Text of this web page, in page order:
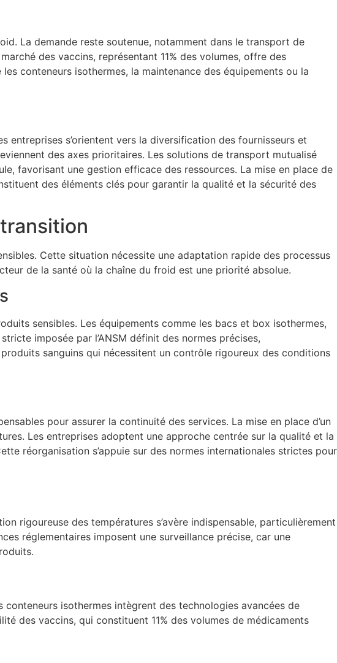
La demande reste soutenue, notamment dans le transport de
des vaccins, représentant 11% des volumes, offre des
conteneurs isothermes, la maintenance des équipements ou la
entreprises s’orientent vers la diversification des fournisseurs et
des axes prioritaires. Les solutions de transport mutualisé
favorisant une gestion efficace des ressources. La mise en place de
des éléments clés pour garantir la qualité et la sécurité des
Cette situation nécessite une adaptation rapide des processus
de la santé où la chaîne du froid est une priorité absolue.
sensibles. Les équipements comme les bacs et box isothermes,
imposée par l’ANSM définit des normes précises,
sanguins qui nécessitent un contrôle rigoureux des conditions
pour assurer la continuité des services. La mise en place d’un
Les entreprises adoptent une approche centrée sur la qualité et la
réorganisation s’appuie sur des normes internationales strictes pour
rigoureuse des températures s’avère indispensable, particulièrement
réglementaires imposent une surveillance précise, car une
isothermes intègrent des technologies avancées de
des vaccins, qui constituent 11% des volumes de médicaments